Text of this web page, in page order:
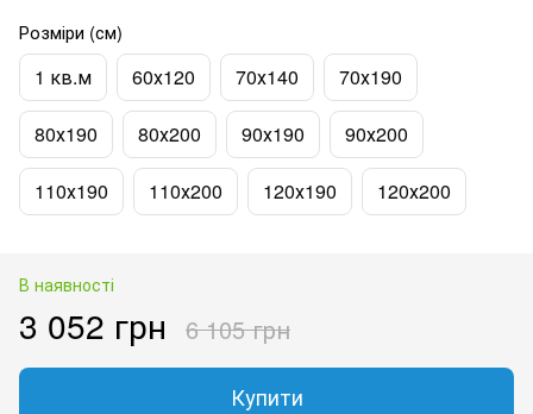
Розміри (см)
1 кв.м 60х120 70х140 70х190
80х190 80х200 90х190 90х200
110х190 110х200 120х190 120х200
В наявності
3 052 грн 6 105 грн
Купити